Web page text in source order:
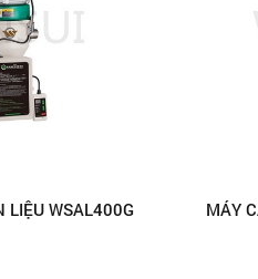
LIỆU WSAL400G MÁY